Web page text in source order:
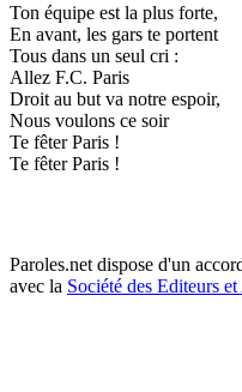
Ton équipe est la plus forte,
En avant, les gars te portent
Tous dans un seul cri :
Allez F.C. Paris
Droit au but va notre espoir,
Nous voulons ce soir
Te fêter Paris !
Te fêter Paris !
Paroles.net dispose d'un
avec la Société des Editeurs